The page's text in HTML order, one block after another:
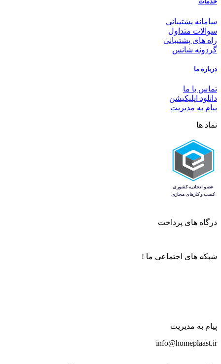
سامانه پشتیبانی
سوالات متداول
راه های پشتیبانی
گردونه شانس
درباره ما
تماس با ما
دانلود اپلیکیشن
پیام به مدیریت
نماد ها
درگاه های پرداخت
شبکه های اجتماعی ما !
پیام به مدیریت
info@homeplaast.ir